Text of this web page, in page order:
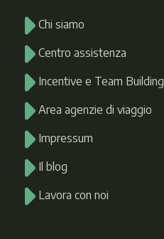
Chi siamo
Centro assistenza
Incentive e Team Building
Area agenzie di viaggio
Impressum
Il blog
Lavora con noi